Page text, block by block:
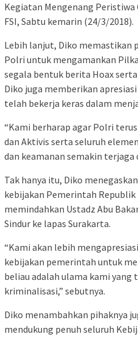
Kegiatan Mengenang Peristiwa
FSI, Sabtu kemarin (24/3/2018).
Lebih lanjut, Diko memastikan
Polri untuk mengamankan
segala bentuk berita Hoax
Diko juga memberikan
telah bekerja keras dalam
“Kami berharap agar Polri
dan Aktivis serta seluruh
dan keamanan semakin terjaga
Tak hanya itu, Diko
kebijakan Pemerintah
memindahkan Ustadz Abu
Sindur ke lapas Surakarta.
“Kami akan lebih
kebijakan pemerintah untuk
beliau adalah ulama kami yang
kriminalisasi,” sebutnya.
Diko menambahkan pihaknya
mendukung penuh seluruh